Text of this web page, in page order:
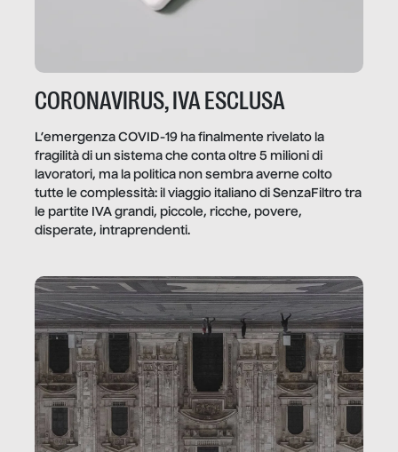
CORONAVIRUS, IVA ESCLUSA
L’emergenza COVID-19 ha finalmente rivelato la
fragilità di un sistema che conta oltre 5 milioni di
lavoratori, ma la politica non sembra averne colto
tutte le complessità: il viaggio italiano di SenzaFiltro tra
le partite IVA grandi, piccole, ricche, povere,
disperate, intraprendenti.